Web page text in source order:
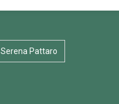
Serena Pattaro